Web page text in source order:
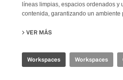
líneas limpias, espacios ordenados y
contenida, garantizando un ambiente
VER MÁS
Workspaces Workspaces